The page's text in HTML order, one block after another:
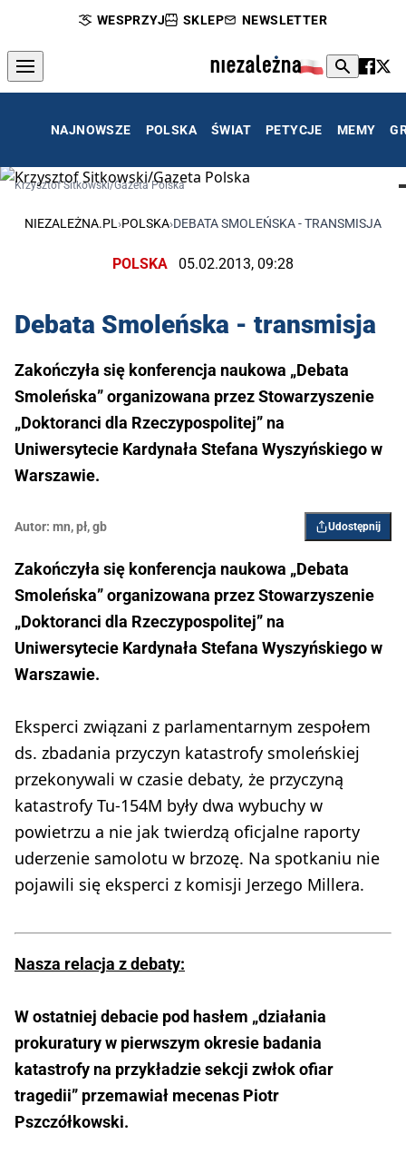
WESPRZYJ SKLEP NEWSLETTER
NAJNOWSZE POLSKA ŚWIAT PETYCJE MEMY
Krzysztof Sitkowski/Gazeta Polska
NIEZALEŻNA.PL ›POLSKA›DEBATA SMOLEŃSKA - TRANSMISJA
POLSKA 05.02.2013, 09:28
Debata Smoleńska - transmisja
Zakończyła się konferencja naukowa „Debata
Smoleńska” organizowana przez Stowarzyszenie
„Doktoranci dla Rzeczypospolitej” na
Uniwersytecie Kardynała Stefana Wyszyńskiego w
Warszawie.
Autor: mn,pł,gb Udostępnij
Zakończyła się konferencja naukowa „Debata
Smoleńska” organizowana przez Stowarzyszenie
„Doktoranci dla Rzeczypospolitej” na
Uniwersytecie Kardynała Stefana Wyszyńskiego w
Warszawie.
Eksperci związani z parlamentarnym zespołem
ds. zbadania przyczyn katastrofy smoleńskiej
przekonywali w czasie debaty, że przyczyną
katastrofy Tu-154M były dwa wybuchy w
powietrzu a nie jak twierdzą oficjalne raporty
uderzenie samolotu w brzozę. Na spotkaniu nie
pojawili się eksperci z komisji Jerzego Millera.
Nasza relacja z debaty:
W ostatniej debacie pod hasłem „działania
prokuratury w pierwszym okresie badania
katastrofy na przykładzie sekcji zwłok ofiar
tragedii” przemawiał mecenas Piotr
Pszczółkowski.